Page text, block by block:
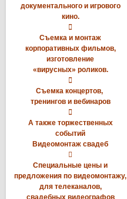
документального и игрового
кино.

Съемка и монтаж
корпоративных фильмов,
изготовление
«вирусных» роликов.

Съемка концертов,
тренингов и вебинаров

А также торжественных
событий
Видеомонтаж свадеб

Специальные цены и
предложения по видеомонтажу,
для телеканалов,
свадебных видеографов